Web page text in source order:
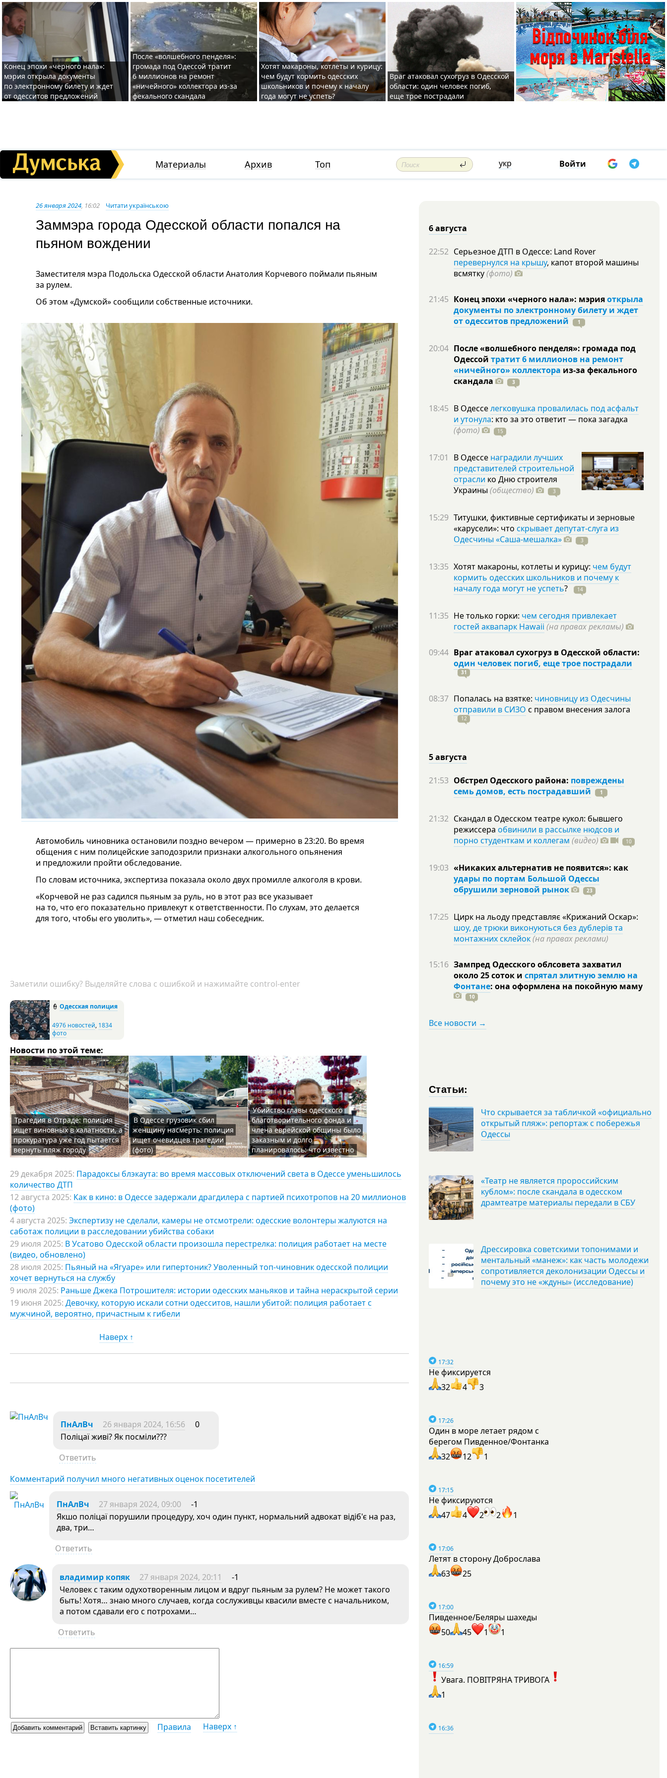
Конец эпохи «черного нала»:
мэрия открыла документы
по электронному билету и ждет
от одесситов предложений
После «волшебного пенделя»:
громада под Одессой тратит
6 миллионов на ремонт
«ничейного» коллектора из-за
фекального скандала
Хотят макароны, котлеты и курицу:
чем будут кормить одесских
школьников и почему к началу
года могут не успеть?
Враг атаковал сухогруз в Одесской
области: один человек погиб,
еще трое пострадали
Материалы Архив Топ укр Войти
26 января 2024, 16:02 Читати українською
Заммэра города Одесской области попался на
пьяном вождении
Заместителя мэра Подольска Одесской области Анатолия Корчевого поймали пьяным
за рулем.
Об этом «Думской» сообщили собственные источники.
Автомобиль чиновника остановили поздно вечером — примерно в 23:20. Во время
общения с ним полицейские заподозрили признаки алкогольного опьянения
и предложили пройти обследование.
По словам источника, экспертиза показала около двух промилле алкоголя в крови.
«Корчевой не раз садился пьяным за руль, но в этот раз все указывает
на то, что его показательно привлекут к ответственности. По слухам, это делается
для того, чтобы его уволить», — отметил наш собеседник.
Заметили ошибку? Выделяйте слова с ошибкой и нажимайте control-enter
👮 Одесская полиция
4976 новостей, 1834
фото
Новости по этой теме:
Трагедия в Отраде: полиция
ищет виновных в халатности, а
прокуратура уже год пытается
вернуть пляж городу
В Одессе грузовик сбил
женщину насмерть: полиция
ищет очевидцев трагедии
(фото)
Убийство главы одесского
благотворительного фонда и
члена еврейской общины было
заказным и долго
планировалось: что известно
29 декабря 2025: Парадоксы блэкаута: во время массовых отключений света в Одессе уменьшилось
количество ДТП
12 августа 2025: Как в кино: в Одессе задержали драгдилера с партией психотропов на 20 миллионов
(фото)
4 августа 2025: Экспертизу не сделали, камеры не отсмотрели: одесские волонтеры жалуются на
саботаж полиции в расследовании убийства собаки
29 июля 2025: В Усатово Одесской области произошла перестрелка: полиция работает на месте
(видео, обновлено)
28 июля 2025: Пьяный на «Ягуаре» или гипертоник? Уволенный топ-чиновник одесской полиции
хочет вернуться на службу
9 июля 2025: Раньше Джека Потрошителя: истории одесских маньяков и тайна нераскрытой серии
19 июня 2025: Девочку, которую искали сотни одесситов, нашли убитой: полиция работает с
мужчиной, вероятно, причастным к гибели
Наверх ↑
ПнАлВч 26 января 2024, 16:56
0
Поліцаї живі? Як посміли???
Ответить
Комментарий получил много негативных оценок посетителей
ПнАлВч 27 января 2024, 09:00
-1
Якшо поліцаї порушили процедуру, хоч один пункт, нормальний адвокат відіб'є на раз,
два, три…
Ответить
владимир копяк 27 января 2024, 20:11
-1
Человек с таким одухотворенным лицом и вдруг пьяным за рулем? Не может такого
быть! Хотя… знаю много случаев, когда сослуживцы квасили вместе с начальником,
а потом сдавали его с потрохами…
Ответить
Правила Наверх ↑
6 августа
22:52 Серьезное ДТП в Одессе: Land Rover
перевернулся на крышу, капот второй машины
всмятку(фото)
21:45 Конец эпохи «черного нала»: мэрияоткрыла
документы по электронному билету и ждет
от одесситов предложений
1
20:04 После «волшебного пенделя»: громада под
Одессой тратит 6 миллионов на ремонт
«ничейного» коллектора из-за фекального
скандала
3
18:45 В Одесселегковушка провалилась под асфальт
и утонула: кто за это ответит — пока загадка
(фото)
15
17:01 В Одессе наградили лучших
представителей строительной
отрасли ко Дню строителя
Украины (общество) 3
15:29 Титушки, фиктивные сертификаты и зерновые
«карусели»: что скрывает депутат-слуга из
Одесчины «Саша-мешалка»
3
13:35 Хотят макароны, котлеты и курицу: чем будут
кормить одесских школьников и почему к
началу года могут не успеть? 14
11:35 Не только горки: чем сегодня привлекает
гостей аквапарк Hawaii (на правах рекламы)
09:44 Враг атаковал сухогруз в Одесской области:
один человек погиб, еще трое пострадали
31
08:37 Попалась на взятке: чиновницу из Одесчины
отправили в СИЗО с правом внесения залога
12
5 августа
21:53 Обстрел Одесского района: повреждены
семь домов, есть пострадавший
1
21:32 Скандал в Одесском театре кукол: бывшего
режиссера обвинили в рассылке нюдсов и
порно студенткам и коллегам (видео) 10
19:03 «Никаких альтернатив не появится»: как
удары по портам Большой Одессы
обрушили зерновой рынок
23
17:25 Цирк на льоду представляє «Крижаний Оскар»:
шоу, де трюки виконуються без дублерів та
монтажних склейок(на правах реклами)
15:16 Зампред Одесского облсовета захватил
около 25 соток и спрятал элитную землю на
Фонтане: она оформлена на покойную маму
10
Все новости →
Статьи:
Что скрывается за табличкой «официально
открытый пляж»: репортаж с побережья
Одессы
«Театр не является пророссийским
кублом»: после скандала в одесском
драмтеатре материалы передали в СБУ
Дрессировка советскими топонимами и
ментальный «манеж»: как часть молодежи
сопротивляется деколонизации Одессы и
почему это не «ждуны» (исследование)
17:32
Не фиксируется
32
4 3
17:26
Один в море летает рядом с
берегом Пивденное/Фонтанка
32
12 1
17:15
Не фиксируются
47
4 2 2 1
17:06
Летят в сторону Доброслава
63
25
17:00
Пивденное/Беляры шахеды
50
45 1 1
16:59
Увага. ПОВІТРЯНА ТРИВОГА
1
16:36